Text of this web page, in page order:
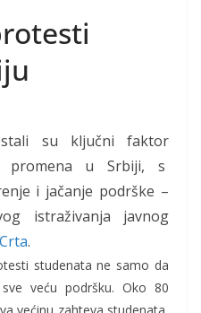
su ključni faktor
promena u Srbiji, s
i jačanje podrške –
istraživanja javnog
Crta.
studenata ne samo da
veću podršku. Oko 80